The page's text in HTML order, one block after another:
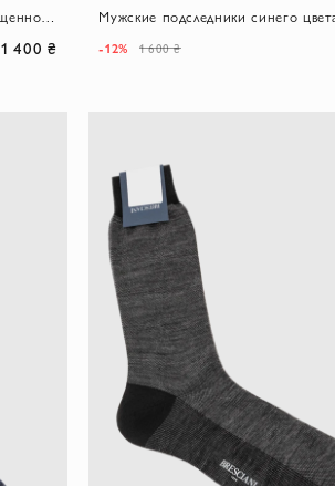
Подследники хлопковые в цвете насыщенного индиго с эластичной вставкой
1 400 ₴ -12% 1 600 ₴